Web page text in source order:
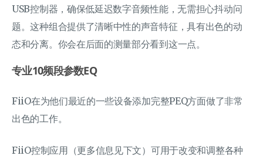
USB控制器，确保低延迟数字音频性能，无需担心抖动问
题。这种组合提供了清晰中性的声音特征，具有出色的动
态和分离。你会在后面的测量部分看到这一点。
专业10频段参数EQ
FiiO在为他们最近的一些设备添加完整PEQ方面做了非常
出色的工作。
FiiO控制应用（更多信息见下文）可用于改变和调整各种